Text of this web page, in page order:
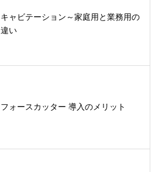
キャビテーション～家庭用と業務用の
違い
フォースカッター 導入のメリット